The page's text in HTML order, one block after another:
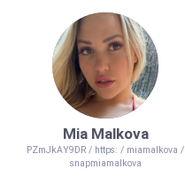
Mia Malkova
PZmJkAY9DR / https: / miamalkova /
snapmiamalkova